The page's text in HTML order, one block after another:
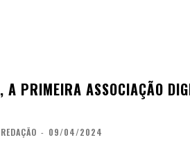
A PRIMEIRA ASSOCIAÇÃO
REDAÇÃO - 09/04/2024